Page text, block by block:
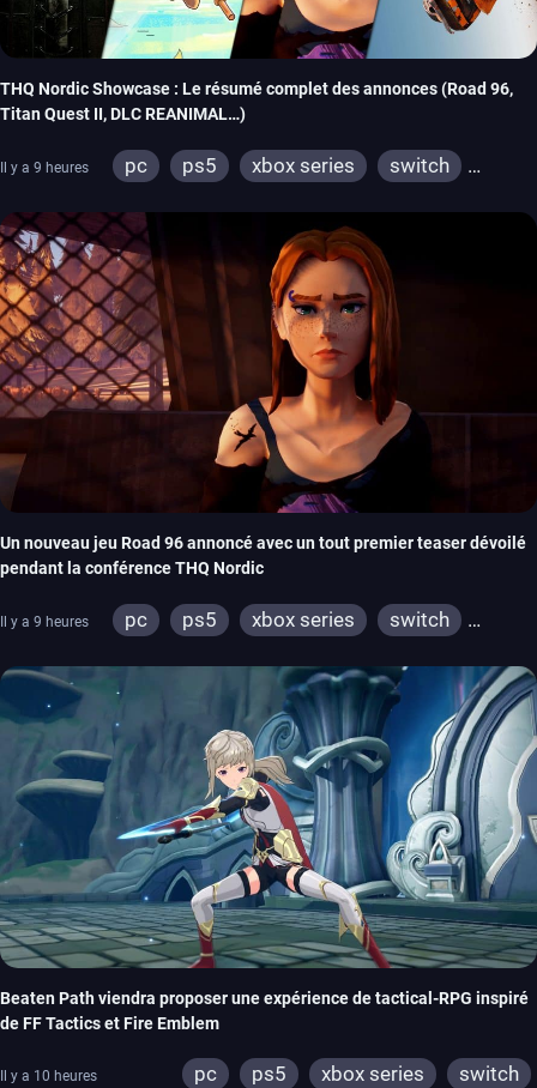
THQ Nordic Showcase : Le résumé complet des annonces (Road 96,
Titan Quest II, DLC REANIMAL…)
Il y a 9 heures pc ps5 xbox series
switch
Un nouveau jeu Road 96 annoncé avec un tout premier teaser dévoilé
pendant la conférence THQ Nordic
Il y a 9 heures pc ps5 xbox series
switch
Beaten Path viendra proposer une expérience de tactical-RPG inspiré
de FF Tactics et Fire Emblem
Il y a 10 heures pc ps5 xbox series switch